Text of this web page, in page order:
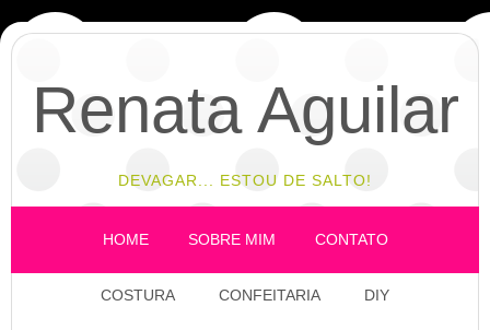
Renata Aguilar
DEVAGAR... ESTOU DE SALTO!
HOME SOBRE MIM CONTATO
COSTURA CONFEITARIA DIY